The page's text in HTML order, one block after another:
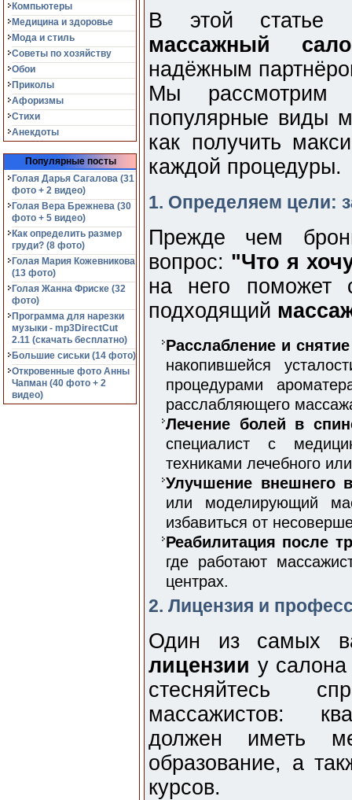
Компьютеры
Медицина и здоровье
Мода и стиль
Советы по хозяйству
Обои
Приколы
Афоризмы
Стихи
Анекдоты
Популярные посты
Голая Дарья Сагалова (31
фото + 2 видео)
Голая Вера Брежнева (30
фото + 5 видео)
Как определить размер
груди? (8 фото)
Голая Мария Кожевникова
(13 фото)
Голая Жанна Фриске (32
фото)
Программа для нарезки
музыки - mp3DirectCut
2.11 (cкачать бесплатно)
Большие сиськи (14 фото)
Откровенные фото Анны
Чапман (40 фото + 2
видео)
В этой статье
массажный
надёжным
Мы рассмотрим
популярные виды
как получить
каждой процедуры.
1. Определяем цели:
Прежде чем
вопрос: "Что я
на него поможет
подходящий
Расслабление и
накопившейся
процедурами
расслабляющего
Лечение болей в
специалист с
техниками лечебного
Улучшение внешнего
или моделирующий
избавиться от
Реабилитация после
где работают
центрах.
2. Лицензия и
Один из самых
лицензии у
стесняйтесь
массажистов:
должен иметь
образование, а
курсов.